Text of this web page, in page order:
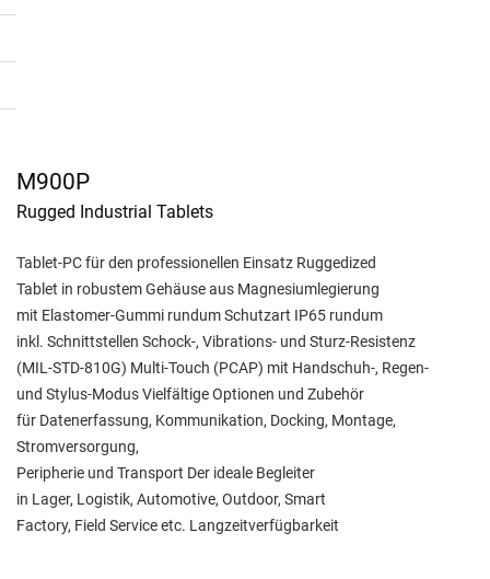
M900P
Rugged Industrial Tablets
Tablet-PC für den professionellen Einsatz Ruggedized
Tablet in robustem Gehäuse aus Magnesiumlegierung
mit Elastomer-Gummi rundum Schutzart IP65 rundum
inkl. Schnittstellen Schock-, Vibrations- und Sturz-Resistenz
(MIL-STD-810G) Multi-Touch (PCAP) mit Handschuh-, Regen-
und Stylus-Modus Vielfältige Optionen und Zubehör
für Datenerfassung, Kommunikation, Docking, Montage,
Stromversorgung,
Peripherie und Transport Der ideale Begleiter
in Lager, Logistik, Automotive, Outdoor, Smart
Factory, Field Service etc. Langzeitverfügbarkeit